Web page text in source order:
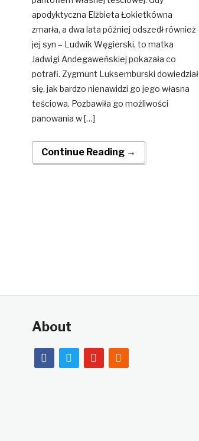
apodyktyczna Elżbieta Łokietkówna
zmarła, a dwa lata później odszedł również
jej syn – Ludwik Węgierski, to matka
Jadwigi Andegaweńskiej pokazała co
potrafi. Zygmunt Luksemburski dowiedział
się, jak bardzo nienawidzi go jego własna
teściowa. Pozbawiła go możliwości
panowania w […]
Continue Reading →
About
facebooktwitter youtube
rss